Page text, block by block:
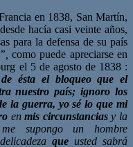
en 1838, San Martín,
hacía casi veinte años,
para la defensa de su país
como puede apreciarse en
el 5 de agosto de 1838 :
ésta el bloqueo que el
nuestro país; ignoro los
la guerra, yo sé lo que mi
enmis circunstanciasy la
supongo un hombre
que usted sabrá